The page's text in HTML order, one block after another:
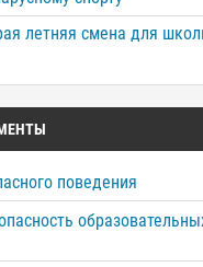
летняя смена для
поведения